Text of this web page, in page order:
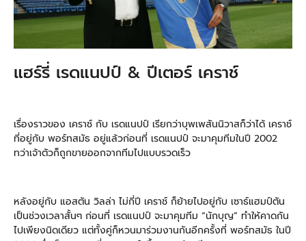
แฮร์รี่ เรดแนปป์ & ปีเตอร์ เคราช์
เรื่องราวของ เคราช์ กับ เรดแนปป์ เรียกว่าบุพเพสันนิวาสก็ว่าได้ เคราช์
ที่อยู่กับ พอร์ทสมัธ อยู่แล้วก่อนที่ เรดแนปป์ จะมาคุมทีมในปี 2002
ทว่าเจ้าตัวก็ถูกขายออกจากทีมไปแบบรวดเร็ว
หลังอยู่กับ แอสตัน วิลล่า ไม่กี่ปี เคราช์ ก็ย้ายไปอยู่กับ เซาธ์แฮมป์ตัน
เป็นช่วงเวลาสั้นๆ ก่อนที่ เรดแนปป์ จะมาคุมทีม “นักบุญ” ทำให้คาดกัน
ไปเพียงนิดเดียว แต่ทั้งคู่ก็หวนมาร่วมงานกันอีกครั้งที่ พอร์ทสมัธ ในปี